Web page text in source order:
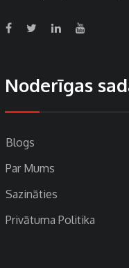
Noderīgas
Blogs
Par Mums
Sazināties
Privātuma Politika